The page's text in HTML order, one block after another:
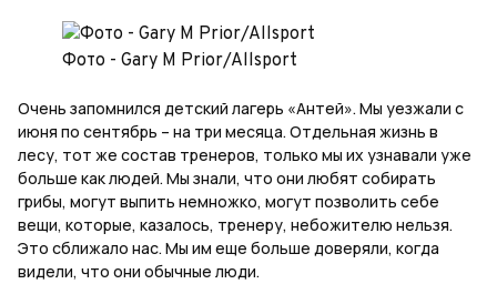
Фото - Gary M Prior/Allsport
Очень запомнился детский лагерь «Антей». Мы уезжали с
июня по сентябрь – на три месяца. Отдельная жизнь в
лесу, тот же состав тренеров, только мы их узнавали уже
больше как людей. Мы знали, что они любят собирать
грибы, могут выпить немножко, могут позволить себе
вещи, которые, казалось, тренеру, небожителю нельзя.
Это сближало нас. Мы им еще больше доверяли, когда
видели, что они обычные люди.